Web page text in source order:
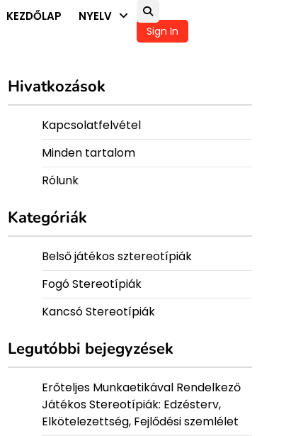
KEZDŐLAP NYELV
Sign In
Hivatkozások
Kapcsolatfelvétel
Minden tartalom
Rólunk
Kategóriák
Belső játékos sztereotípiák
Fogó Stereotípiák
Kancsó Stereotípiák
Legutóbbi bejegyzések
Erőteljes Munkaetikával Rendelkező
Játékos Stereotípiák: Edzésterv,
Elkötelezettség, Fejlődési szemlélet